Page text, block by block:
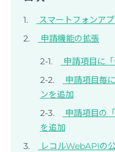
スマートフォンア
申請機能の拡張
申請項目に
申請項目毎
ンを追加
申請項目の
を追加
レコルWebAPIの